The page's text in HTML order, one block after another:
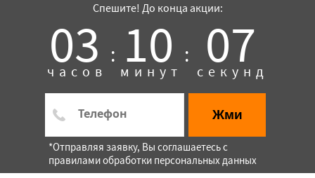
Спешите! До конца акции:
03 :
часов 10 :
минут 07
секунд
Жми
*Отправляя заявку, Вы соглашаетесь с
правилами обработки персональных данных
×